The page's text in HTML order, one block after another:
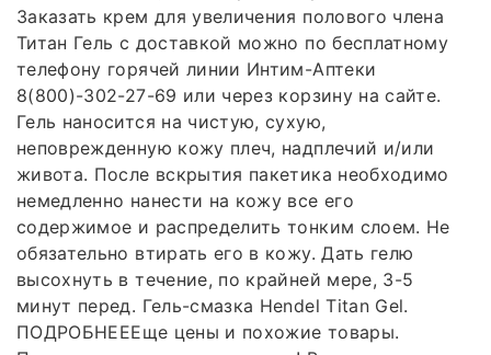
Заказать крем для увеличения полового члена
Титан Гель с доставкой можно по бесплатному
телефону горячей линии Интим-Аптеки
8(800)-302-27-69 или через корзину на сайте.
Гель наносится на чистую, сухую,
неповрежденную кожу плеч, надплечий и/или
живота. После вскрытия пакетика необходимо
немедленно нанести на кожу все его
содержимое и распределить тонким слоем. Не
обязательно втирать его в кожу. Дать гелю
высохнуть в течение, по крайней мере, 3-5
минут перед. Гель-смазка Hendel Titan Gel.
ПОДРОБНЕЕЕще цены и похожие товары.